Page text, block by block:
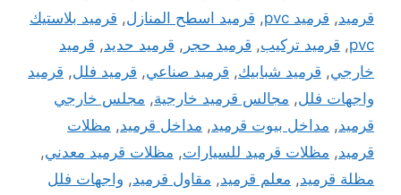
قرميد, قرميد pvc , قرميد اسطح المنازل, قرميد بلاستيك
pvc
, قرميد تركيب, قرميد حجر , قرميد حديد, قرميد
خارجي, قرميد شبابيك, قرميد صناعي, قرميد فلل, قرميد
واجهات فلل, مجالس قرميد خارجية, مجلس خارجي
قرميد, مداخل بيوت قرميد, مداخل قرميد, مظلات
قرميد, مظلات قرميد للسيارات, مظلات قرميد معدني,
مظلة قرميد, معلم قرميد, مقاول قرميد, واجهات فلل